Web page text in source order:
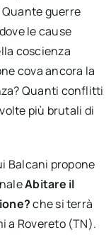
guerre
le cause
coscienza
cova ancora la
Quanti conflitti
più brutali di
Balcani propone
Abitare il
che si terrà
a Rovereto (TN).